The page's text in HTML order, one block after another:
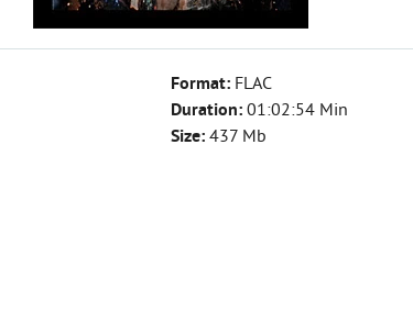
Format: FLAC
Duration: 01:02:54 Min
Size: 437 Mb